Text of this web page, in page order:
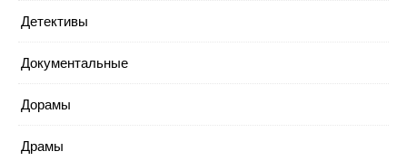
Детективы
Документальные
Дорамы
Драмы